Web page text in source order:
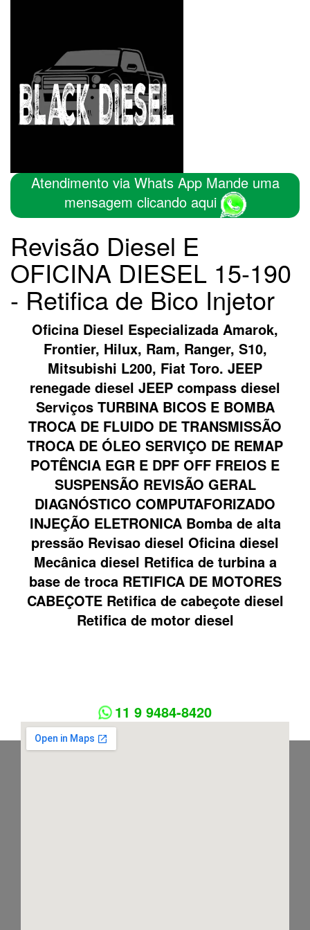
Atendimento via Whats App Mande uma
mensagem clicando aqui
Revisão Diesel E
OFICINA DIESEL 15-190
- Retifica de Bico Injetor
Oficina Diesel Especializada Amarok,
Frontier, Hilux, Ram, Ranger, S10,
Mitsubishi L200, Fiat Toro. JEEP
renegade diesel JEEP compass diesel
Serviços TURBINA BICOS E BOMBA
TROCA DE FLUIDO DE TRANSMISSÃO
TROCA DE ÓLEO SERVIÇO DE REMAP
POTÊNCIA EGR E DPF OFF FREIOS E
SUSPENSÃO REVISÃO GERAL
DIAGNÓSTICO COMPUTAFORIZADO
INJEÇÃO ELETRONICA Bomba de alta
pressão Revisao diesel Oficina diesel
Mecânica diesel Retifica de turbina a
base de troca RETIFICA DE MOTORES
CABEÇOTE Retifica de cabeçote diesel
Retifica de motor diesel
11 9 9484-8420